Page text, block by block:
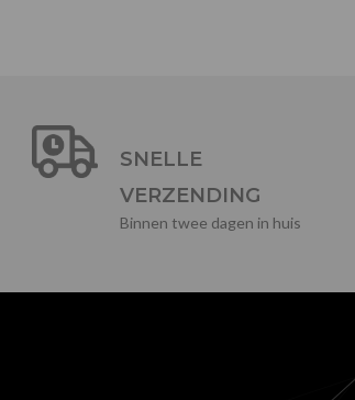
SNELLE
VERZENDING
Binnen twee dagen in huis